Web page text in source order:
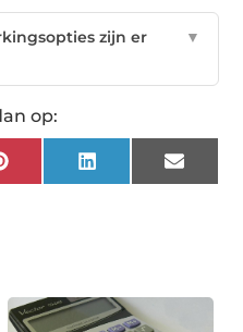
zijn er
▼
op:
Pinterest LinkedIn Email